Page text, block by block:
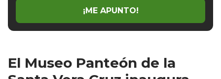
¡ME APUNTO!
El Museo Panteón de la